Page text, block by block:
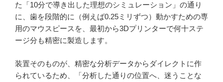
た「10分で導き出した理想のシミュレーション」の通り
に、歯を段階的に（例えば0.25ミリずつ）動かすための専
用のマウスピースを、最初から3Dプリンターで何十ステ
ージ分も精密に製造します。
装置そのものが、精密な分析データからダイレクトに作
られているため、「分析した通りの位置へ、迷うことな